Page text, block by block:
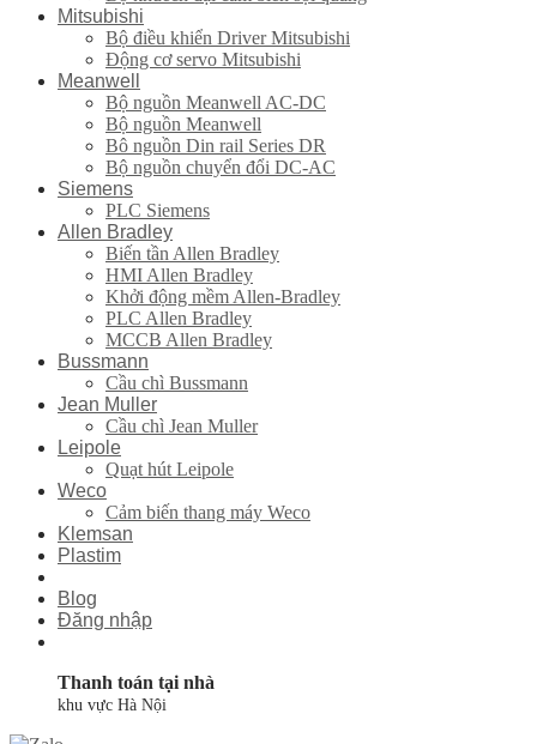
Mitsubishi
Bộ điều khiển Driver Mitsubishi
Động cơ servo Mitsubishi
Meanwell
Bộ nguồn Meanwell AC-DC
Bộ nguồn Meanwell
Bô nguồn Din rail Series DR
Bộ nguồn chuyển đổi DC-AC
Siemens
PLC Siemens
Allen Bradley
Biến tần Allen Bradley
HMI Allen Bradley
Khởi động mềm Allen-Bradley
PLC Allen Bradley
MCCB Allen Bradley
Bussmann
Cầu chì Bussmann
Jean Muller
Cầu chì Jean Muller
Leipole
Quạt hút Leipole
Weco
Cảm biến thang máy Weco
Klemsan
Plastim
Blog
Đăng nhập
Thanh toán tại nhà
khu vực Hà Nội